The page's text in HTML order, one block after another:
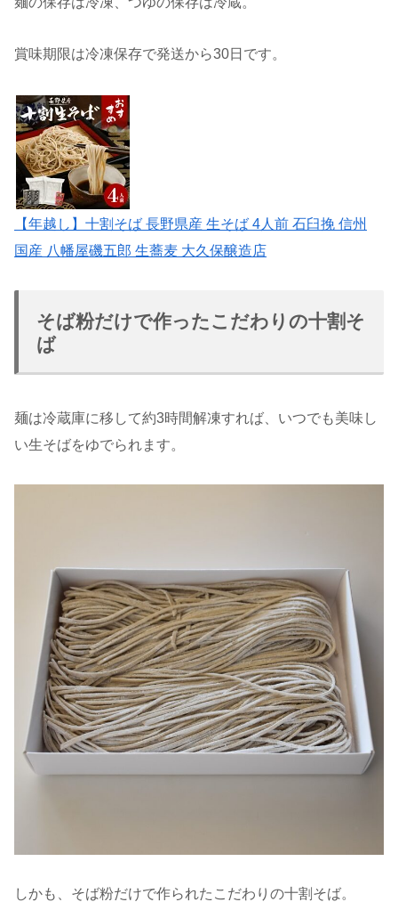
賞味期限は冷凍保存で発送から30日です。
【年越し】十割そば 長野県産 生そば 4人前 石臼挽 信州
国産 八幡屋磯五郎 生蕎麦 大久保醸造店
そば粉だけで作ったこだわりの十割そ
ば
麺は冷蔵庫に移して約3時間解凍すれば、いつでも美味し
い生そばをゆでられます。
しかも、そば粉だけで作られたこだわりの十割そば。